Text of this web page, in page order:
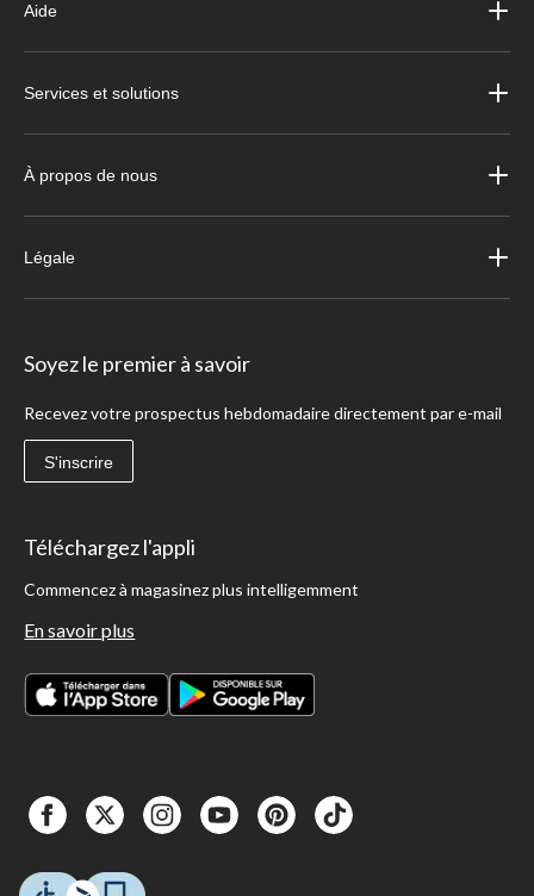
Aide
Services et solutions
À propos de nous
Légale
Soyez le premier à savoir
Recevez votre prospectus hebdomadaire directement par e-mail
S'inscrire
Téléchargez l'appli
Commencez à magasinez plus intelligemment
En savoir plus